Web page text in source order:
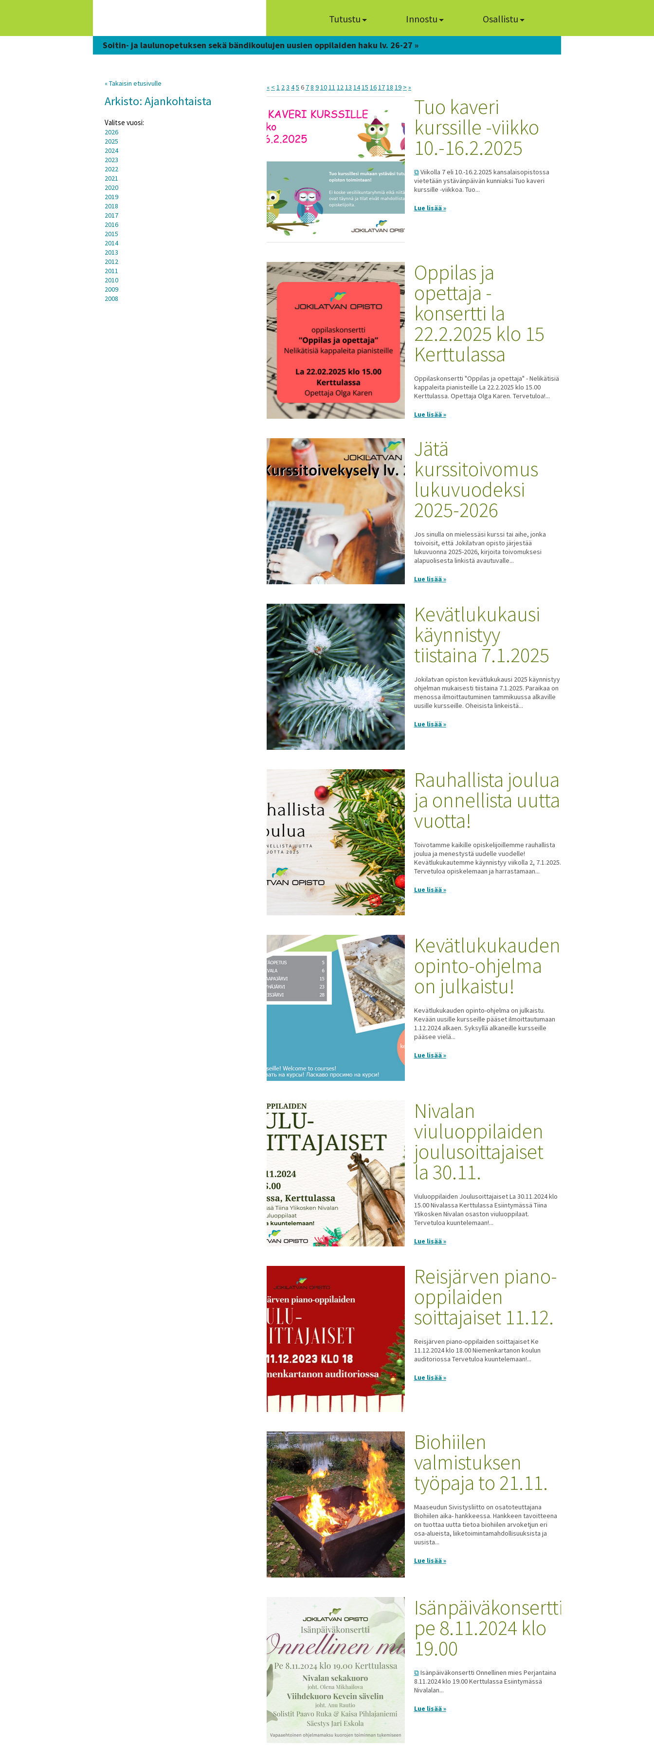
Tutustu Innostu Osallistu
Soitin- ja laulunopetuksen sekä bändikoulujen uusien oppilaiden haku lv. 26-27 »
« < 1 23 45 6 78 91011 1213 1415 161718 19 > »
Tuo kaveri
kurssille -viikko
10.-16.2.2025
Viikolla 7 eli 10.-16.2.2025 kansalaisopistossa
vietetään ystävänpäivän kunniaksi Tuo kaveri
kurssille -viikkoa. Tuo...
Lue lisää »
Oppilas ja
opettaja -
konsertti la
22.2.2025 klo 15
Kerttulassa
Oppilaskonsertti "Oppilas ja opettaja" - Nelikätisiä
kappaleita pianisteille La 22.2.2025 klo 15.00
Kerttulassa. Opettaja Olga Karen. Tervetuloa!...
Lue lisää »
Jätä
kurssitoivomus
lukuvuodeksi
2025-2026
Jos sinulla on mielessäsi kurssi tai aihe, jonka
toivoisit, että Jokilatvan opisto järjestää
lukuvuonna 2025-2026, kirjoita toivomuksesi
alapuolisesta linkistä avautuvalle...
Lue lisää »
Kevätlukukausi
käynnistyy
tiistaina 7.1.2025
Jokilatvan opiston kevätlukukausi 2025 käynnistyy
ohjelman mukaisesti tiistaina 7.1.2025. Paraikaa on
menossa ilmoittautuminen tammikuussa alkaville
uusille kursseille. Oheisista linkeistä...
Lue lisää »
Rauhallista joulua
ja onnellista uutta
vuotta!
Toivotamme kaikille opiskelijoillemme rauhallista
joulua ja menestystä uudelle vuodelle!
Kevätlukukautemme käynnistyy viikolla 2, 7.1.2025.
Tervetuloa opiskelemaan ja harrastamaan...
Lue lisää »
Kevätlukukauden
opinto-ohjelma
on julkaistu!
Kevätlukukauden opinto-ohjelma on julkaistu.
Kevään uusille kursseille pääset ilmoittautumaan
1.12.2024 alkaen. Syksyllä alkaneille kursseille
pääsee vielä...
Lue lisää »
Nivalan
viuluoppilaiden
joulusoittajaiset
la 30.11.
Viuluoppilaiden Joulusoittajaiset La 30.11.2024 klo
15.00 Nivalassa Kerttulassa Esiintymässä Tiina
Ylikosken Nivalan osaston viuluoppilaat.
Tervetuloa kuuntelemaan!...
Lue lisää »
Reisjärven piano-
oppilaiden
soittajaiset 11.12.
Reisjärven piano-oppilaiden soittajaiset Ke
11.12.2024 klo 18.00 Niemenkartanon koulun
auditoriossa Tervetuloa kuuntelemaan!...
Lue lisää »
Biohiilen
valmistuksen
työpaja to 21.11.
Maaseudun Sivistysliitto on osatoteuttajana
Biohiilen aika- hankkeessa. Hankkeen tavoitteena
on tuottaa uutta tietoa biohiilen arvoketjun eri
osa-alueista, liiketoimintamahdollisuuksista ja
uusista...
Lue lisää »
Isänpäiväkonsertti
pe 8.11.2024 klo
19.00
Isänpäiväkonsertti Onnellinen mies Perjantaina
8.11.2024 klo 19.00 Kerttulassa Esiintymässä
Nivalalan...
Lue lisää »
« Takaisin etusivulle
Arkisto: Ajankohtaista
Valitse vuosi:
2026
2025
2024
2023
2022
2021
2020
2019
2018
2017
2016
2015
2014
2013
2012
2011
2010
2009
2008